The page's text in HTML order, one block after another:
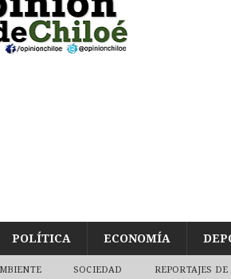
POLÍTICA ECONOMÍA
SOCIEDAD REPORTAJES